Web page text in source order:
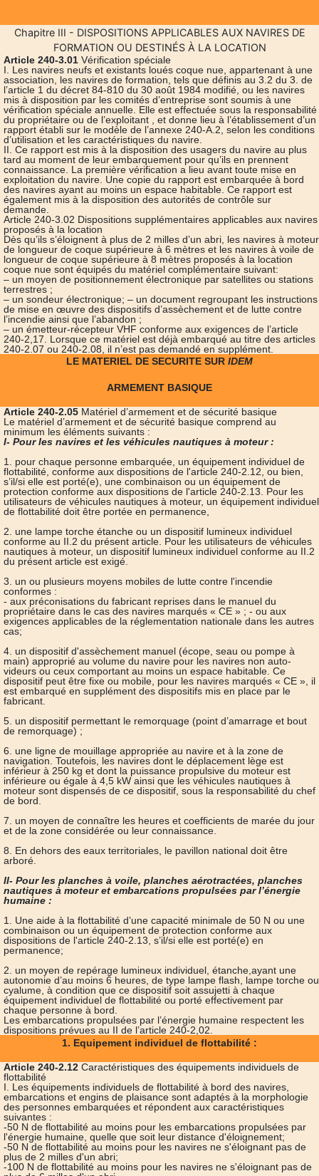
Chapitre III - DISPOSITIONS APPLICABLES AUX NAVIRES DE
FORMATION OU DESTINÉS À LA LOCATION
Article 240-3.01 Vérification spéciale
I. Les navires neufs et existants loués coque nue, appartenant à une
association, les navires de formation, tels que définis au 3.2 du 3. de
l’article 1 du décret 84-810 du 30 août 1984 modifié, ou les navires
mis à disposition par les comités d’entreprise sont soumis à une
vérification spéciale annuelle. Elle est effectuée sous la responsabilité
du propriétaire ou de l’exploitant , et donne lieu à l’établissement d’un
rapport établi sur le modèle de l’annexe 240-A.2, selon les conditions
d’utilisation et les caractéristiques du navire.
II. Ce rapport est mis à la disposition des usagers du navire au plus
tard au moment de leur embarquement pour qu’ils en prennent
connaissance. La première vérification a lieu avant toute mise en
exploitation du navire. Une copie du rapport est embarquée à bord
des navires ayant au moins un espace habitable. Ce rapport est
également mis à la disposition des autorités de contrôle sur
demande.
Article 240-3.02 Dispositions supplémentaires applicables aux navires
proposés à la location
Dès qu’ils s’éloignent à plus de 2 milles d’un abri, les navires à moteur
de longueur de coque supérieure à 6 mètres et les navires à voile de
longueur de coque supérieure à 8 mètres proposés à la location
coque nue sont équipés du matériel complémentaire suivant:
– un moyen de positionnement électronique par satellites ou stations
terrestres ;
– un sondeur électronique; – un document regroupant les instructions
de mise en œuvre des dispositifs d’assèchement et de lutte contre
l’incendie ainsi que l’abandon ;
– un émetteur-récepteur VHF conforme aux exigences de l’article
240-2,17. Lorsque ce matériel est déjà embarqué au titre des articles
240-2.07 ou 240-2.08, il n’est pas demandé en supplément.
LE MATERIEL DE SECURITE SUR IDEM
ARMEMENT BASIQUE
Article 240-2.05 Matériel d’armement et de sécurité basique
Le matériel d’armement et de sécurité basique comprend au
minimum les éléments suivants :
I- Pour les navires et les véhicules nautiques à moteur :
1. pour chaque personne embarquée, un équipement individuel de
flottabilité, conforme aux dispositions de l'article 240-2.12, ou bien,
s’il/si elle est porté(e), une combinaison ou un équipement de
protection conforme aux dispositions de l'article 240-2.13. Pour les
utilisateurs de véhicules nautiques à moteur, un équipement individuel
de flottabilité doit être portée en permanence,
2. une lampe torche étanche ou un dispositif lumineux individuel
conforme au II.2 du présent article. Pour les utilisateurs de véhicules
nautiques à moteur, un dispositif lumineux individuel conforme au II.2
du présent article est exigé.
3. un ou plusieurs moyens mobiles de lutte contre l'incendie
conformes :
- aux préconisations du fabricant reprises dans le manuel du
propriétaire dans le cas des navires marqués « CE » ; - ou aux
exigences applicables de la réglementation nationale dans les autres
cas;
4. un dispositif d'assèchement manuel (écope, seau ou pompe à
main) approprié au volume du navire pour les navires non auto-
videurs ou ceux comportant au moins un espace habitable. Ce
dispositif peut être fixe ou mobile, pour les navires marqués « CE », il
est embarqué en supplément des dispositifs mis en place par le
fabricant.
5. un dispositif permettant le remorquage (point d’amarrage et bout
de remorquage) ;
6. une ligne de mouillage appropriée au navire et à la zone de
navigation. Toutefois, les navires dont le déplacement lège est
inférieur à 250 kg et dont la puissance propulsive du moteur est
inférieure ou égale à 4,5 kW ainsi que les véhicules nautiques à
moteur sont dispensés de ce dispositif, sous la responsabilité du chef
de bord.
7. un moyen de connaître les heures et coefficients de marée du jour
et de la zone considérée ou leur connaissance.
8. En dehors des eaux territoriales, le pavillon national doit être
arboré.
II- Pour les planches à voile, planches aérotractées, planches
nautiques à moteur et embarcations propulsées par l’énergie
humaine :
1. Une aide à la flottabilité d’une capacité minimale de 50 N ou une
combinaison ou un équipement de protection conforme aux
dispositions de l'article 240-2.13, s’il/si elle est porté(e) en
permanence;
2. un moyen de repérage lumineux individuel, étanche,ayant une
autonomie d’au moins 6 heures, de type lampe flash, lampe torche ou
cyalume, à condition que ce dispositif soit assujetti à chaque
équipement individuel de flottabilité ou porté effectivement par
chaque personne à bord.
Les embarcations propulsées par l’énergie humaine respectent les
dispositions prévues au II de l’article 240-2,02.
1. Equipement individuel de flottabilité :
Article 240-2.12 Caractéristiques des équipements individuels de
flottabilité
I. Les équipements individuels de flottabilité à bord des navires,
embarcations et engins de plaisance sont adaptés à la morphologie
des personnes embarquées et répondent aux caractéristiques
suivantes :
-50 N de flottabilité au moins pour les embarcations propulsées par
l'énergie humaine, quelle que soit leur distance d'éloignement;
-50 N de flottabilité au moins pour les navires ne s'éloignant pas de
plus de 2 milles d'un abri;
-100 N de flottabilité au moins pour les navires ne s'éloignant pas de